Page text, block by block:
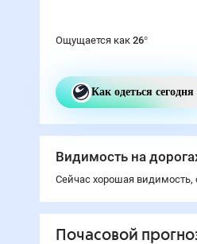
Ощущается как 26°
Как одеться сегодня
Видимость на
Сейчас хорошая
Почасовой